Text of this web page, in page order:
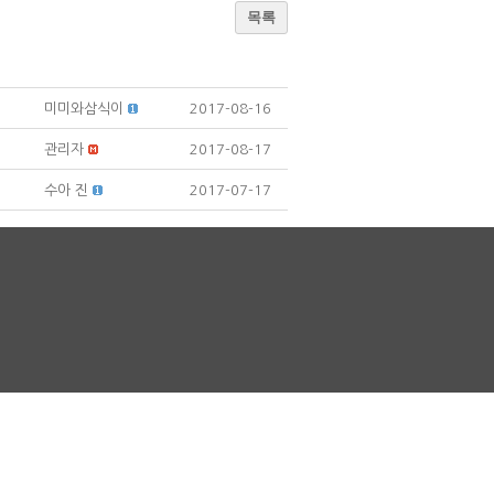
목록
미미와삼식이 2017-08-16
관리자 2017-08-17
수아 진 2017-07-17